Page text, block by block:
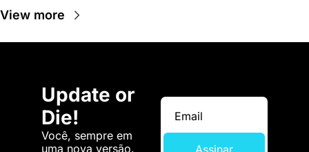
View more
Update or
Die!
Você, sempre em
uma nova versão.